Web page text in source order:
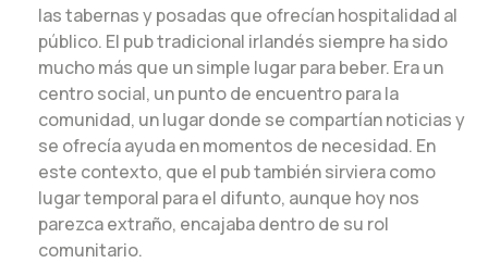
las tabernas y posadas que ofrecían hospitalidad al
público. El pub tradicional irlandés siempre ha sido
mucho más que un simple lugar para beber. Era un
centro social, un punto de encuentro para la
comunidad, un lugar donde se compartían noticias y
se ofrecía ayuda en momentos de necesidad. En
este contexto, que el pub también sirviera como
lugar temporal para el difunto, aunque hoy nos
parezca extraño, encajaba dentro de su rol
comunitario.